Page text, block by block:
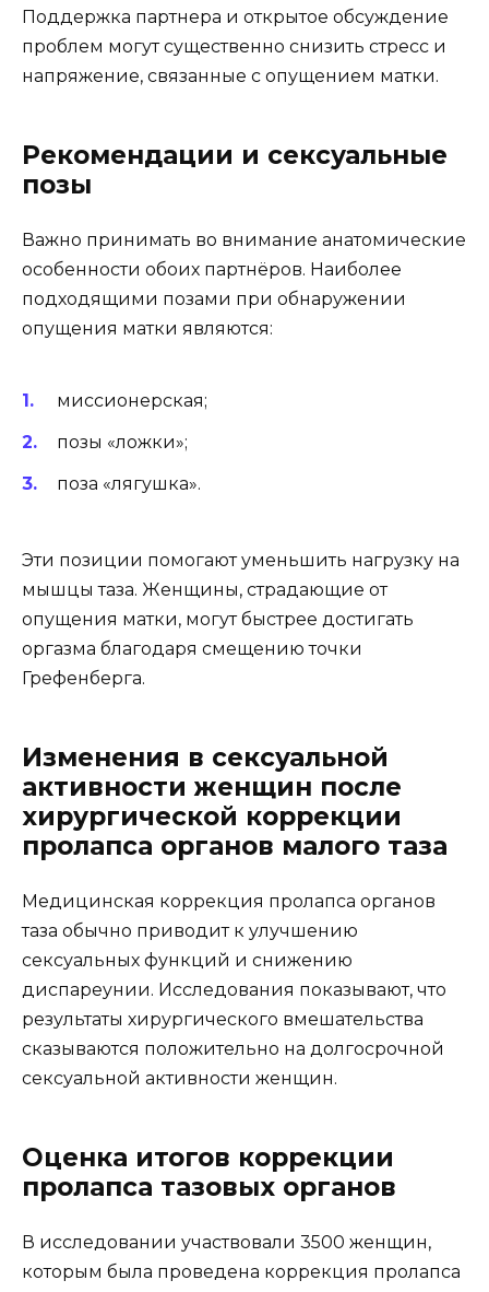
Поддержка партнера и открытое обсуждение
проблем могут существенно снизить стресс и
напряжение, связанные с опущением матки.
Рекомендации и сексуальные
позы
Важно принимать во внимание анатомические
особенности обоих партнёров. Наиболее
подходящими позами при обнаружении
опущения матки являются:
миссионерская;
позы «ложки»;
поза «лягушка».
Эти позиции помогают уменьшить нагрузку на
мышцы таза. Женщины, страдающие от
опущения матки, могут быстрее достигать
оргазма благодаря смещению точки
Грефенберга.
Изменения в сексуальной
активности женщин после
хирургической коррекции
пролапса органов малого таза
Медицинская коррекция пролапса органов
таза обычно приводит к улучшению
сексуальных функций и снижению
диспареунии. Исследования показывают, что
результаты хирургического вмешательства
сказываются положительно на долгосрочной
сексуальной активности женщин.
Оценка итогов коррекции
пролапса тазовых органов
В исследовании участвовали 3500 женщин,
которым была проведена коррекция пролапса